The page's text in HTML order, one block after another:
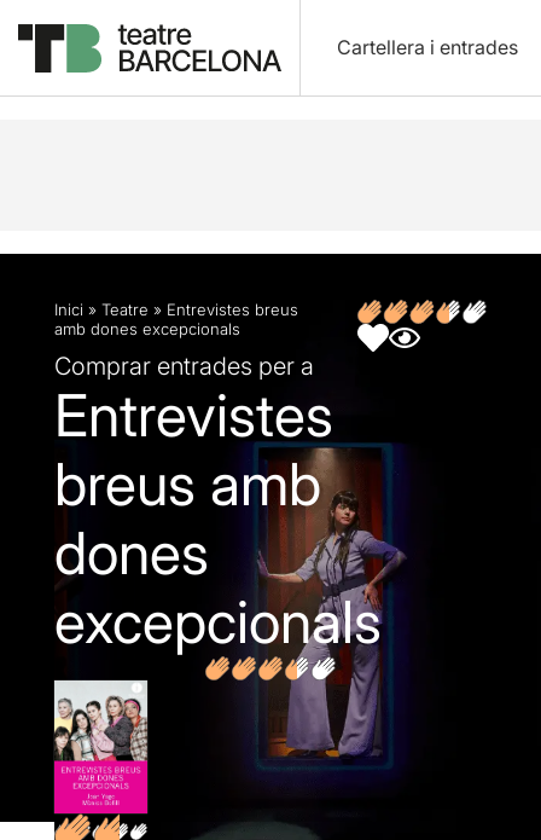
Cartellera i entrades
Descripció Fitxa artística Fotos i vídeos
Inici » Teatre » Entrevistes breus
amb dones excepcionals
Comprar entrades per a
Entrevistes
breus amb
dones
excepcionals